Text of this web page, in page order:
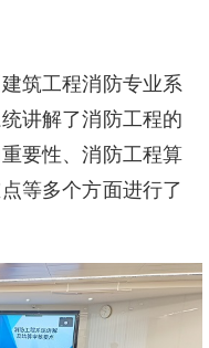
筑工程消防专业系
讲解了消防工程的
要性、消防工程算
等多个方面进行了